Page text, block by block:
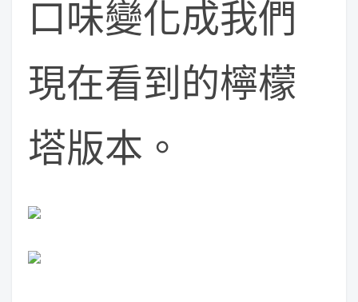
口味變化成我們
現在看到的檸檬
塔版本。